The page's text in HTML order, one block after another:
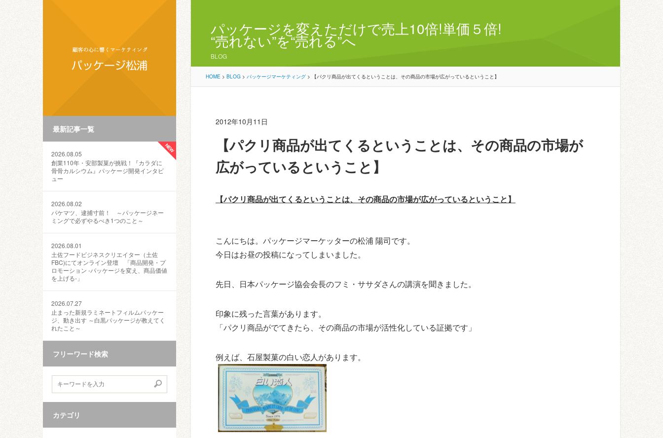
最新記事一覧
2026.08.05
創業110年・安部製菓が挑戦！『カラダに
骨骨カルシウム』パッケージ開発インタビ
ュー
2026.08.02
パケマツ、逮捕寸前！ ～パッケージネー
ミングで必ずやるべき1つのこと～
2026.08.01
土佐フードビジネスクリエイター（土佐
FBC)にてオンライン登壇 「商品開発・プ
ロモーション ‐パッケージを変え、商品価値
を上げる‐」
2026.07.27
止まった新規ラミネートフィルムパッケー
ジ、動き出す ～白黒パッケージが教えてく
れたこと～
フリーワード検索
カテゴリ
パッケージを変えただけで売上10倍!単価５倍!
“売れない”を“売れる”へ
BLOG
HOME > BLOG > パッケージマーケティング > 【パクリ商品が出てくるということは、その商品の市場が広がっているということ】
2012年10月11日
【パクリ商品が出てくるということは、その商品の市場が
広がっているということ】
【パクリ商品が出てくるということは、その商品の市場が広がっているということ】
こんにちは。パッケージマーケッターの松浦 陽司です。
今日はお昼の投稿になってしまいました。
先日、日本パッケージ協会会長のフミ・ササダさんの講演を聞きました。
印象に残った言葉があります。
「パクリ商品がでてきたら、その商品の市場が活性化している証拠です」
例えば、石屋製菓の白い恋人があります。